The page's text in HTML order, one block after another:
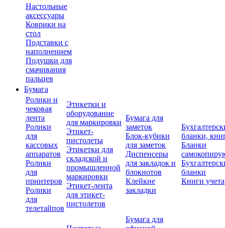
Настольные
аксессуары
Коврики на
стол
Подставки с
наполнением
Подушки для
смачивания
пальцев
Бумага
Ролики и
чековая
лента
Ролики
для
кассовых
аппаратов
Ролики
для
принтеров
Ролики
для
телетайпов
Этикетки и
оборудование
для маркировки
Этикет-
пистолеты
Этикетки для
складской и
промышленной
маркировки
Этикет-лента
для этикет-
пистолетов
Бумага для
заметок
Блок-кубики
для заметок
Диспенсеры
для закладок и
блокнотов
Клейкие
закладки
бланки,
Бланки
бланки
Книги учета
Бумага для